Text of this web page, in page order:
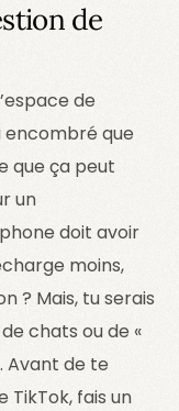
de
de
encombré que
que ça peut
un
doit avoir
moins,
? Mais, tu serais
chats ou de «
Avant de te
TikTok, fais un